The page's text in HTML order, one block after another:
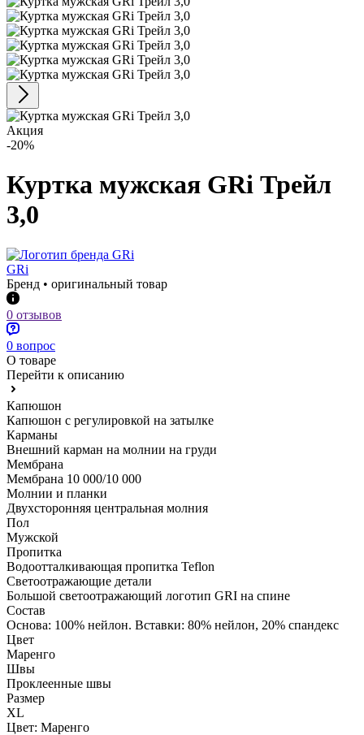
Акция
-20%
Куртка мужская GRi Трейл
3,0
GRi
Бренд • оригинальный товар
0 отзывов
0 вопрос
О товаре
Перейти к описанию
Капюшон
Капюшон с регулировкой на затылке
Карманы
Внешний карман на молнии на груди
Мембрана
Мембрана 10 000/10 000
Молнии и планки
Двухсторонняя центральная молния
Пол
Мужской
Пропитка
Водоотталкивающая пропитка Teflon
Светоотражающие детали
Большой светоотражающий логотип GRI на спине
Состав
Основа: 100% нейлон. Вставки: 80% нейлон, 20% спандекс
Цвет
Маренго
Швы
Проклеенные швы
Размер
XL
Цвет: Маренго